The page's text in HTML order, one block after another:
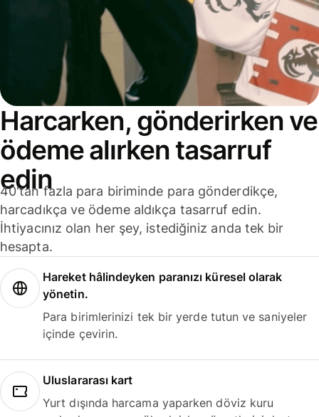
Harcarken, gönderirken ve
ödeme alırken tasarruf
edin
40'tan fazla para biriminde para gönderdikçe,
harcadıkça ve ödeme aldıkça tasarruf edin.
İhtiyacınız olan her şey, istediğiniz anda tek bir
hesapta.
Hareket hâlindeyken paranızı küresel olarak
yönetin.
Para birimlerinizi tek bir yerde tutun ve saniyeler
içinde çevirin.
Uluslararası kart
Yurt dışında harcama yaparken döviz kuru